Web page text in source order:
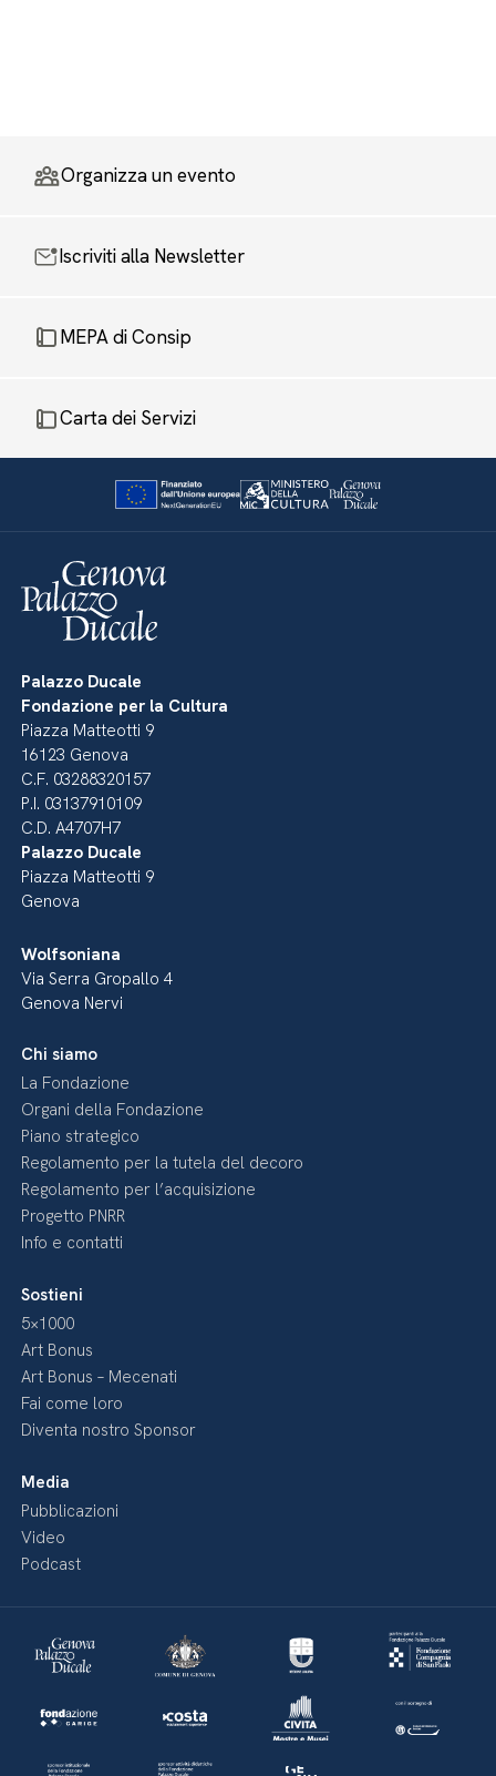
Organizza un evento
Iscriviti alla Newsletter
MEPA di Consip
Carta dei Servizi
Palazzo Ducale
Fondazione per la Cultura
Piazza Matteotti 9
16123 Genova
C.F. 03288320157
P.I. 03137910109
C.D. A4707H7
Palazzo Ducale
Piazza Matteotti 9
Genova
Wolfsoniana
Via Serra Gropallo 4
Genova Nervi
Chi siamo
La Fondazione
Organi della Fondazione
Piano strategico
Regolamento per la tutela del decoro
Regolamento per l’acquisizione
Progetto PNRR
Info e contatti
Sostieni
5×1000
Art Bonus
Art Bonus – Mecenati
Fai come loro
Diventa nostro Sponsor
Media
Pubblicazioni
Video
Podcast